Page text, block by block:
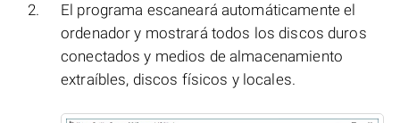
El programa escaneará automáticamente el
ordenador y mostrará todos los discos duros
conectados y medios de almacenamiento
extraíbles, discos físicos y locales.